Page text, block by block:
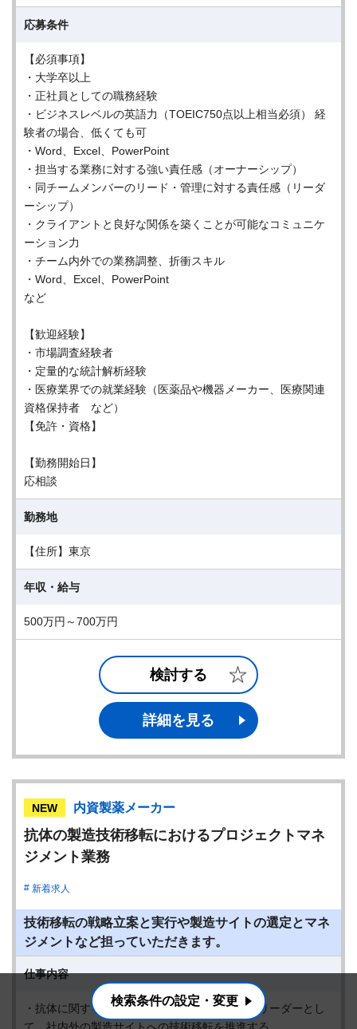
応募条件
【必須事項】
・大学卒以上
・正社員としての職務経験
・ビジネスレベルの英語力（TOEIC750点以上相当必須） 経
験者の場合、低くても可
・Word、Excel、PowerPoint
・担当する業務に対する強い責任感（オーナーシップ）
・同チームメンバーのリード・管理に対する責任感（リーダ
ーシップ）
・クライアントと良好な関係を築くことが可能なコミュニケ
ーション力
・チーム内外での業務調整、折衝スキル
・Word、Excel、PowerPoint
など
【歓迎経験】
・市場調査経験者
・定量的な統計解析経験
・医療業界での就業経験（医薬品や機器メーカー、医療関連
資格保持者 など）
【免許・資格】
【勤務開始日】
応相談
勤務地
【住所】東京
年収・給与
500万円～700万円
検討する
詳細を見る
NEW 内資製薬メーカー
抗体の製造技術移転におけるプロジェクトマネ
ジメント業務
新着求人
技術移転の戦略立案と実行や製造サイトの選定とマネ
ジメントなど担っていただきます。
仕事内容
・抗体に関する技術移転プロジェクトチームのリーダーとし
検索条件の設定・変更